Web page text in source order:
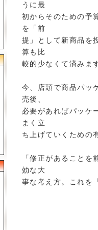
うに最
初からそのための予
を「前
提」として新商品を
算も比
較的少なくて済みま
今、店頭で商品パッ
売後、
必要があればパッケ
まく立
ち上げていくための
「修正があること
効な大
事な考え方。これを